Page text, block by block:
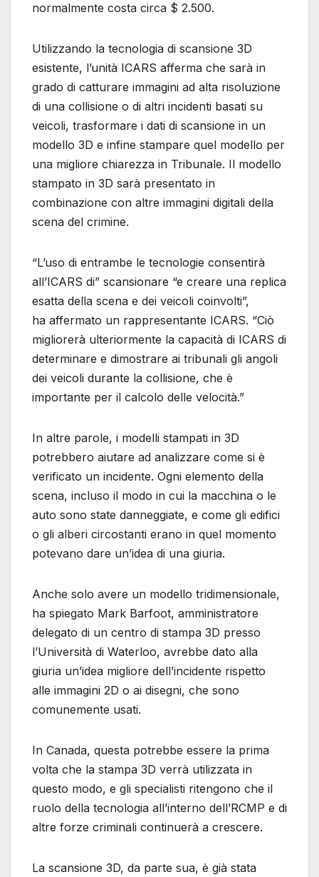
normalmente costa circa $ 2.500.
Utilizzando la tecnologia di scansione 3D
esistente, l’unità ICARS afferma che sarà in
grado di catturare immagini ad alta risoluzione
di una collisione o di altri incidenti basati su
veicoli, trasformare i dati di scansione in un
modello 3D e infine stampare quel modello per
una migliore chiarezza in Tribunale. Il modello
stampato in 3D sarà presentato in
combinazione con altre immagini digitali della
scena del crimine.
“L’uso di entrambe le tecnologie consentirà
all’ICARS di” scansionare “e creare una replica
esatta della scena e dei veicoli coinvolti”,
ha affermato un rappresentante ICARS. “Ciò
migliorerà ulteriormente la capacità di ICARS di
determinare e dimostrare ai tribunali gli angoli
dei veicoli durante la collisione, che è
importante per il calcolo delle velocità.”
In altre parole, i modelli stampati in 3D
potrebbero aiutare ad analizzare come si è
verificato un incidente. Ogni elemento della
scena, incluso il modo in cui la macchina o le
auto sono state danneggiate, e come gli edifici
o gli alberi circostanti erano in quel momento
potevano dare un’idea di una giuria.
Anche solo avere un modello tridimensionale,
ha spiegato Mark Barfoot, amministratore
delegato di un centro di stampa 3D presso
l’Università di Waterloo, avrebbe dato alla
giuria un’idea migliore dell’incidente rispetto
alle immagini 2D o ai disegni, che sono
comunemente usati.
In Canada, questa potrebbe essere la prima
volta che la stampa 3D verrà utilizzata in
questo modo, e gli specialisti ritengono che il
ruolo della tecnologia all’interno dell’RCMP e di
altre forze criminali continuerà a crescere.
La scansione 3D, da parte sua, è già stata